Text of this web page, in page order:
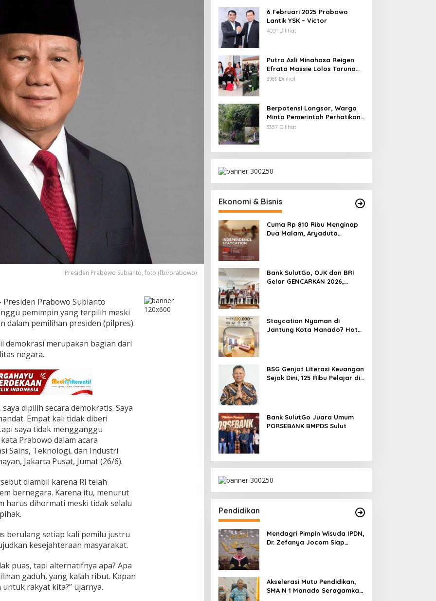
Presiden Prabowo Subianto, foto (fb//prabowo)
Presiden Prabowo Subianto
pemimpin yang terpilih meski
dalam pemilihan presiden (pilpres).
demokrasi merupakan bagian dari
negara.
dipilih secara demokratis. Saya
Empat kali tidak diberi
saya tidak mengganggu
Prabowo dalam acara
Sains, Teknologi, dan Industri
Jakarta Pusat, Jumat (26/6).
diambil karena RI telah
bernegara. Karena itu, menurut
harus dihormati meski tidak selalu
berulang setiap kali pemilu justru
kesejahteraan masyarakat.
puas, tapi alternatifnya apa? Apa
gaduh, yang kalah ribut. Kapan
rakyat kita?” ujarnya.
6 Februari 2025 Prabowo
Lantik YSK – Victor
4051 Dilihat
Putra Asli Minahasa Reigen
Efrata Massie Lolos Taruna
Akpol 2026, Bukti Rekrutmen
3989 Dilihat
Berpotensi Longsor, Warga
Minta Pemerintah Perhatikan
Akses Jalan Masuk
3357 Dilihat
Ekonomi & Bisnis
Cuma Rp 810 Ribu Menginap
Dua Malam, Aryaduta
Bank SulutGo, OJK dan BRI
Gelar GENCARKAN 2026,
Staycation Nyaman di
Jantung Kota Manado? Hotel
BSG Genjot Literasi Keuangan
Sejak Dini, 125 Ribu Pelajar di
Bank SulutGo Juara Umum
PORSEBANK BMPDS Sulut
Pendidikan
Mendagri Pimpin Wisuda IPDN,
Dr. Zefanya Jocom Siap
Akselerasi Mutu Pendidikan,
SMA N 1 Manado Seragamkan